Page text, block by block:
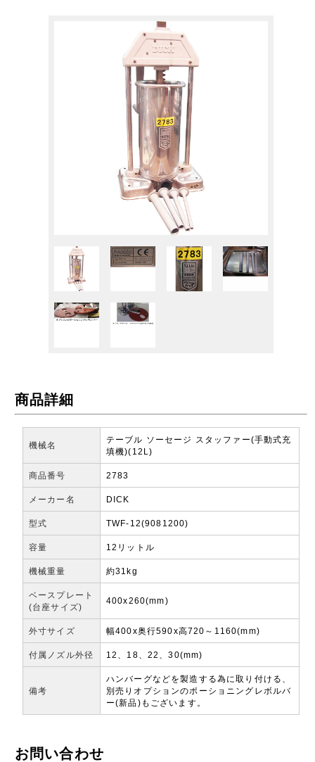
商品詳細
機械名
テーブル ソーセージ スタッファー(手動式充
填機)(12L)
商品番号 2783
メーカー名 DICK
型式 TWF-12(9081200)
容量 12リットル
機械重量 約31kg
ベースプレート
(台座サイズ)
400x260(mm)
外寸サイズ 幅400x奥行590x高720～1160(mm)
付属ノズル外径 12、18、22、30(mm)
備考
ハンバーグなどを製造する為に取り付ける、
別売りオプションのポーショニングレボルバ
ー(新品)もございます。
お問い合わせ